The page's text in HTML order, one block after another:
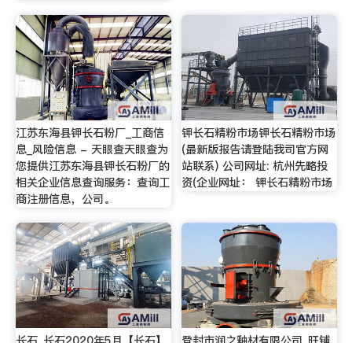
江苏东海县钾长石粉厂_工商信
息_风险信息 - 天眼查天眼查为
您提供江苏东海县钾长石粉厂的
相关企业信息查询服务：查询工
商注册信息，公司。
钾长石精粉市场钾长石精粉市场
(最新版报告请登陆我司官方网
站联系) 公司网址: 杭州先略投
资(企业网址： 钾长石精粉市场